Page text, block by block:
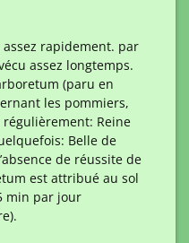
rapidement. par
assez longtemps.
(paru en
les pommiers,
Reine
Belle de
de réussite de
est attribué au sol
min par jour